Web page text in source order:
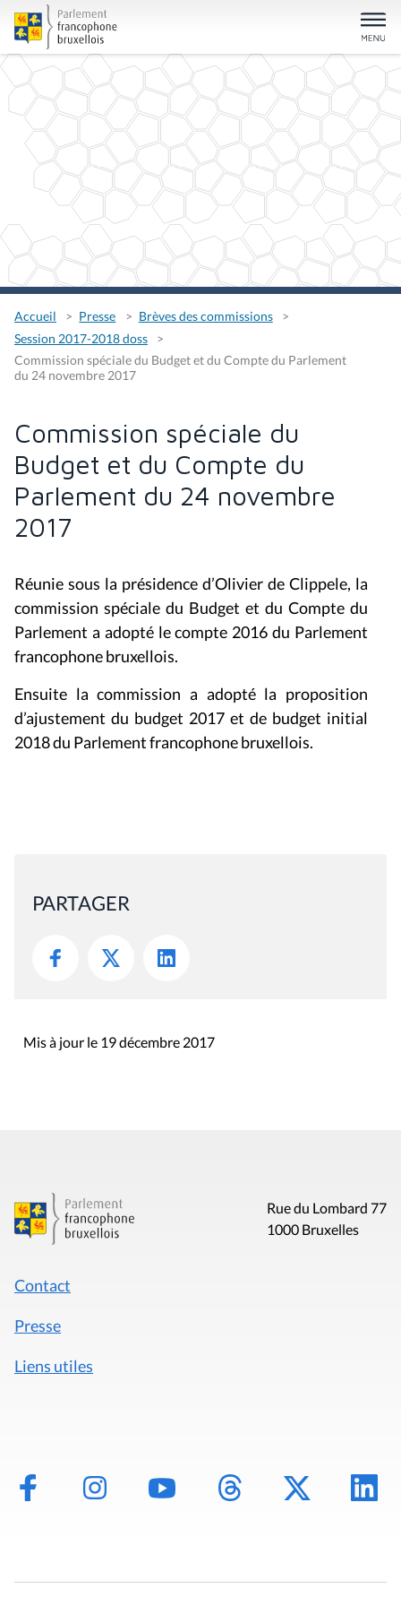
Accueil Presse
Brèves des commissions
Session 2017-2018 doss
Commission spéciale du Budget et du Compte du Parlement
du 24 novembre 2017
Commission spéciale du
Budget et du Compte du
Parlement du 24 novembre
2017
Réunie sous la présidence d’Olivier de Clippele, la
commission spéciale du Budget et du Compte du
Parlement a adopté le compte 2016 du Parlement
francophone bruxellois.
Ensuite la commission a adopté la proposition
d’ajustement du budget 2017 et de budget initial
2018 du Parlement francophone bruxellois.
PARTAGER
Mis à jour le 19 décembre 2017
Rue du Lombard 77
1000 Bruxelles
Contact
Presse
Liens utiles